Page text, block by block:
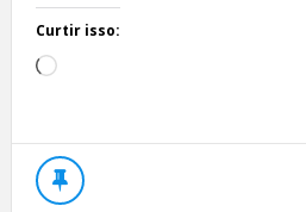
Curtir isso:
Carregando...